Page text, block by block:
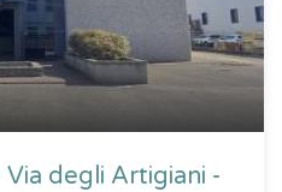
degli Artigiani -